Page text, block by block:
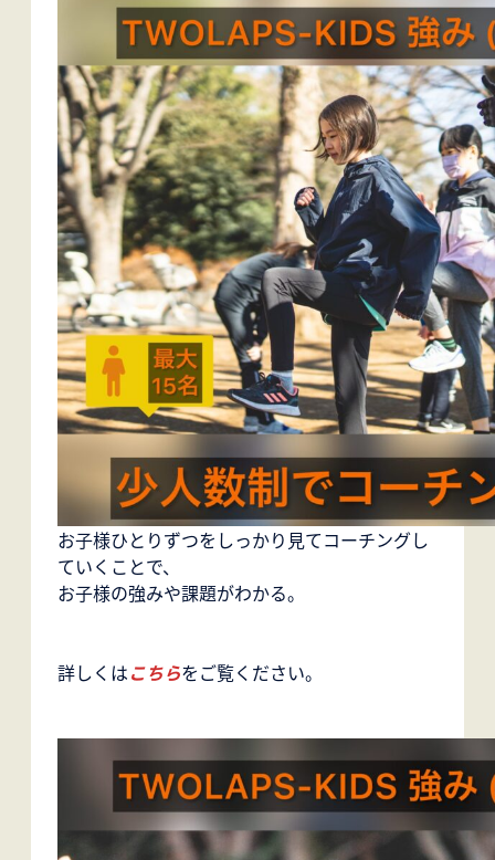
お子様ひとりずつをしっかり見てコーチングし
ていくことで、
お子様の強みや課題がわかる。
詳しくはこちらをご覧ください。